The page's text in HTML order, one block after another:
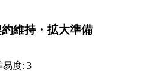
維持・拡大準備
易度: 3